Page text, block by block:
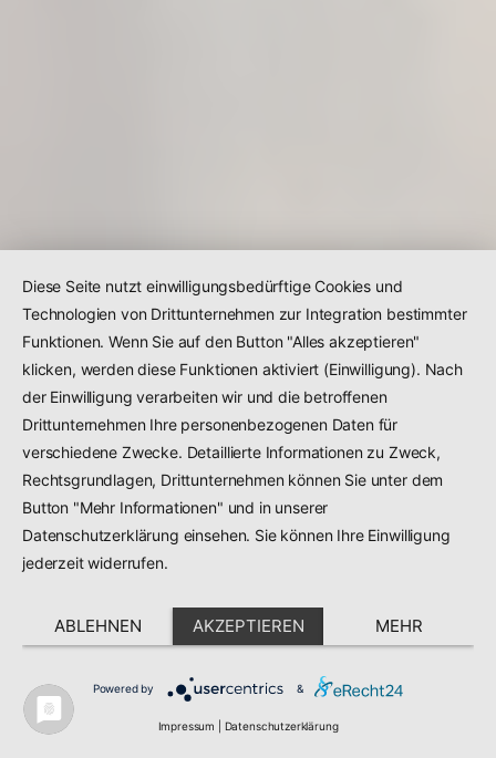
109 Kundenbewertungen
Diese Seite nutzt einwilligungsbedürftige Cookies und
Technologien von Drittunternehmen zur Integration bestimmter
Funktionen. Wenn Sie auf den Button "Alles akzeptieren"
klicken, werden diese Funktionen aktiviert (Einwilligung). Nach
der Einwilligung verarbeiten wir und die betroffenen
Drittunternehmen Ihre personenbezogenen Daten für
verschiedene Zwecke. Detaillierte Informationen zu Zweck,
Rechtsgrundlagen, Drittunternehmen können Sie unter dem
Button "Mehr Informationen" und in unserer
Datenschutzerklärung einsehen. Sie können Ihre Einwilligung
jederzeit widerrufen.
ABLEHNEN AKZEPTIEREN MEHR
Powered by &
Impressum Datenschutzerklärung